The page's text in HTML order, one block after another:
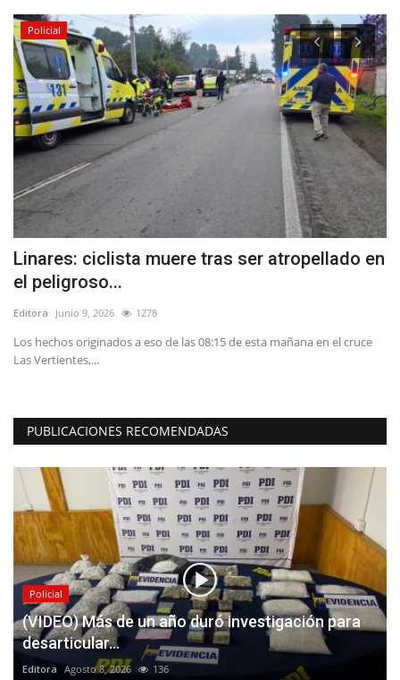
Policial
Linares: ciclista muere tras ser atropellado en
el peligroso...
Editora Junio 9, 2026 1278
Los hechos originados a eso de las 08:15 de esta mañana en el cruce
Las Vertientes,...
PUBLICACIONES RECOMENDADAS
Policial
(VIDEO) Más de un año duró investigación para
desarticular...
Editora Agosto 8, 2026 136